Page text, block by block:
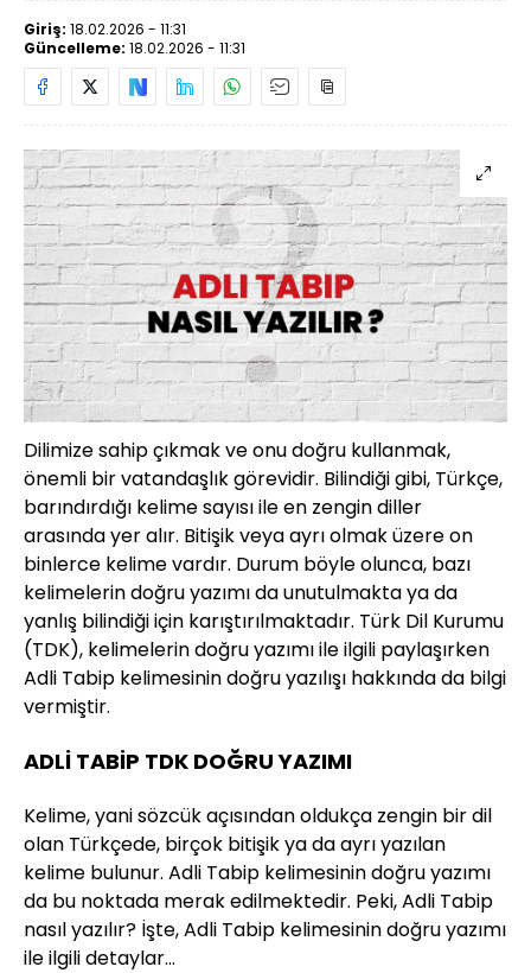
Giriş: 18.02.2026 - 11:31
Güncelleme: 18.02.2026 - 11:31
Dilimize sahip çıkmak ve onu doğru kullanmak,
önemli bir vatandaşlık görevidir. Bilindiği gibi, Türkçe,
barındırdığı kelime sayısı ile en zengin diller
arasında yer alır. Bitişik veya ayrı olmak üzere on
binlerce kelime vardır. Durum böyle olunca, bazı
kelimelerin doğru yazımı da unutulmakta ya da
yanlış bilindiği için karıştırılmaktadır. Türk Dil Kurumu
(TDK), kelimelerin doğru yazımı ile ilgili paylaşırken
Adli Tabip kelimesinin doğru yazılışı hakkında da bilgi
vermiştir.
ADLİ TABİP TDK DOĞRU YAZIMI
Kelime, yani sözcük açısından oldukça zengin bir dil
olan Türkçede, birçok bitişik ya da ayrı yazılan
kelime bulunur. Adli Tabip kelimesinin doğru yazımı
da bu noktada merak edilmektedir. Peki, Adli Tabip
nasıl yazılır? İşte, Adli Tabip kelimesinin doğru yazımı
ile ilgili detaylar…